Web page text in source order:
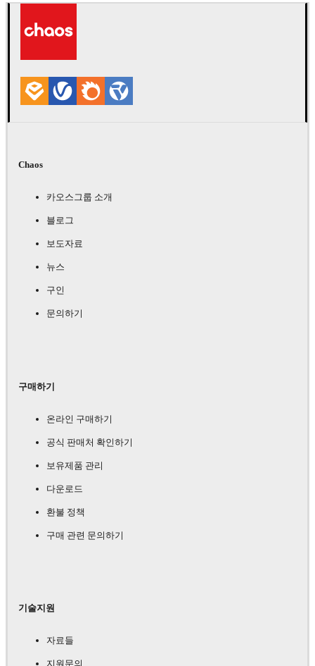
Chaos
카오스그룹 소개
블로그
보도자료
뉴스
구인
문의하기
구매하기
온라인 구매하기
공식 판매처 확인하기
보유제품 관리
다운로드
환불 정책
구매 관련 문의하기
기술지원
자료들
지원문의